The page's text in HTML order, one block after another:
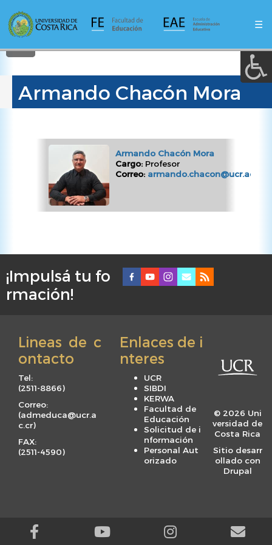
contenido
principal
☰
Armando Chacón Mora
Armando Chacón Mora
Cargo: Profesor
Correo: armando.chacon@ucr.ac.cr
F
o
¡Impulsá tu fo
rmación!
Lineas de c
ontacto
Tel:
(2511-8866)
Correo:
(admeduca@ucr.a
c.cr)
FAX:
(2511-4590)
Enlaces de i
nteres
UCR
SIBDI
KERWA
Facultad de
Educación
Solicitud de i
nformación
Personal Aut
orizado
© 2026 Uni
versidad de
Costa Rica
Sitio desarr
ollado con
Drupal